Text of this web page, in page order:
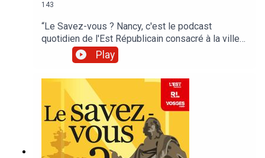
143
“Le Savez-vous ? Nancy, c'est le podcast
quotidien de l'Est Républicain consacré à la ville
et à tout ce que vous ignorez sur elle.Un podcast
raconté par Jean-Marie Russe basé sur les
articles réalisés par la rédaction locale de Nancy.”
Play